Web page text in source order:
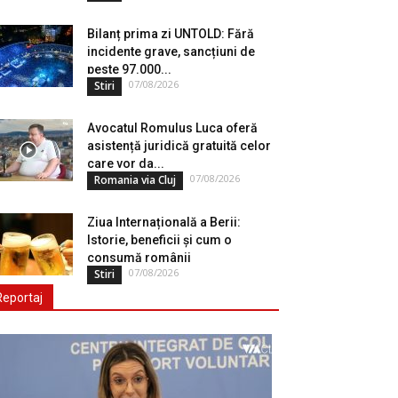
Bilanț prima zi UNTOLD: Fără
incidente grave, sancțiuni de
peste 97.000...
Stiri 07/08/2026
Avocatul Romulus Luca oferă
asistență juridică gratuită celor
care vor da...
Romania via Cluj 07/08/2026
Ziua Internațională a Berii:
Istorie, beneficii și cum o
consumă românii
Stiri 07/08/2026